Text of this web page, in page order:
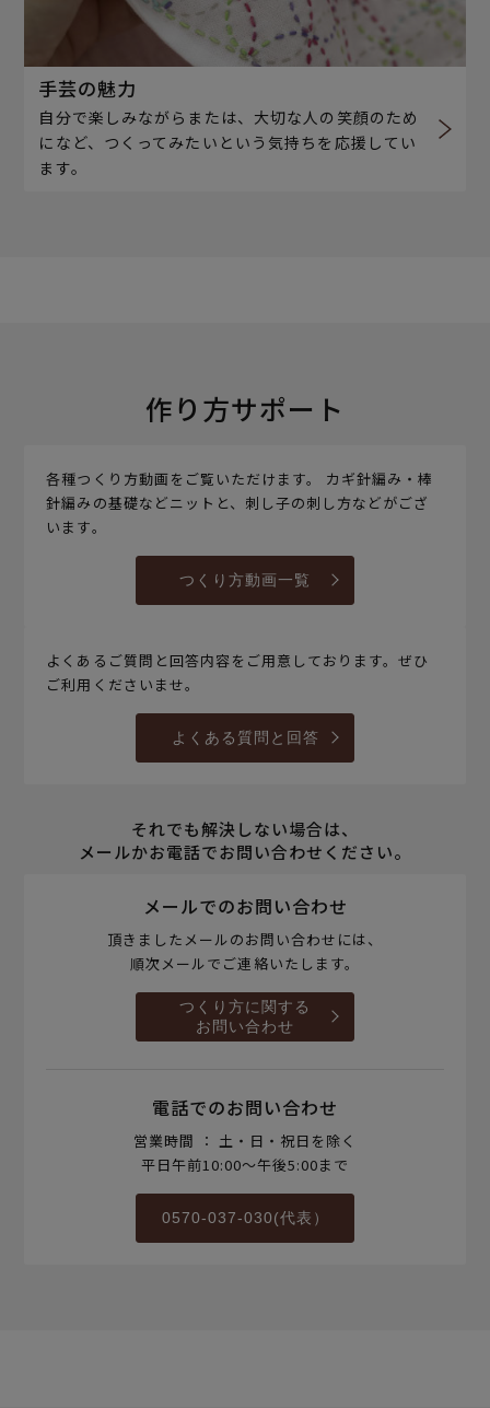
手芸の魅力
自分で楽しみながらまたは、大切な人の笑顔のため
になど、つくってみたいという気持ちを応援してい
ます。
作り方サポート
各種つくり方動画をご覧いただけます。 カギ針編み・棒
針編みの基礎などニットと、刺し子の刺し方などがござ
います。
つくり方動画一覧
よくあるご質問と回答内容をご用意しております。ぜひ
ご利用くださいませ。
よくある質問と回答
それでも解決しない場合は、
メールかお電話でお問い合わせください。
メールでのお問い合わせ
頂きましたメールのお問い合わせには、
順次メールでご連絡いたします。
つくり方に関する
お問い合わせ
電話でのお問い合わせ
営業時間 ： 土・日・祝日を除く
平日午前10:00～午後5:00まで
0570-037-030(代表）